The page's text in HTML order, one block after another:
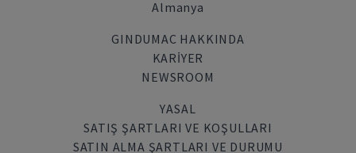
Almanya
GINDUMAC HAKKINDA
KARIYER
NEWSROOM
YASAL
SATIŞ ŞARTLARI VE KOŞULLARI
SATIN ALMA ŞARTLARI VE DURUMU